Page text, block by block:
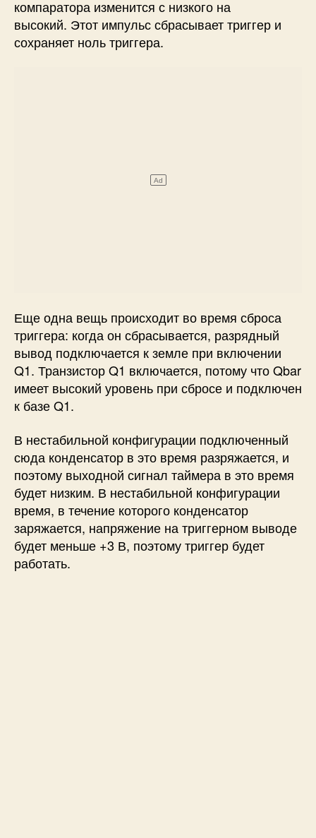
компаратора изменится с низкого на
высокий. Этот импульс сбрасывает триггер и
сохраняет ноль триггера.
Еще одна вещь происходит во время сброса
триггера: когда он сбрасывается, разрядный
вывод подключается к земле при включении
Q1. Транзистор Q1 включается, потому что Qbar
имеет высокий уровень при сбросе и подключен
к базе Q1.
В нестабильной конфигурации подключенный
сюда конденсатор в это время разряжается, и
поэтому выходной сигнал таймера в это время
будет низким. В нестабильной конфигурации
время, в течение которого конденсатор
заряжается, напряжение на триггерном выводе
будет меньше +3 В, поэтому триггер будет
работать.